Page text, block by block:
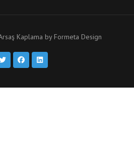
Kaplama by Formeta Design